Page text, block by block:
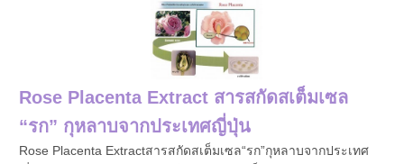
Rose Placenta Extract สารสกัดสเต็มเซล
“รก” กุหลาบจากประเทศญี่ปุ่น
Rose Placenta Extractสารสกัดสเต็มเซล“รก”กุหลาบจากประเทศ